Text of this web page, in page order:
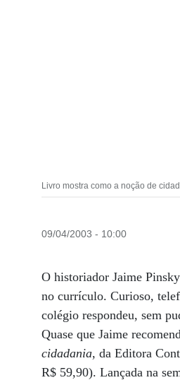
Livro mostra como a noção de
09/04/2003 - 10:00
O historiador Jaime
no currículo. Curioso,
colégio respondeu, sem
Quase que Jaime
cidadania, da Editora
R$ 59,90). Lançada na